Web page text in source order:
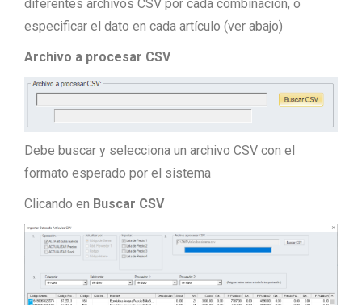
diferentes archivos CSV por cada combinación, o
especificar el dato en cada artículo (ver abajo)
Archivo a procesar CSV
Debe buscar y selecciona un archivo CSV con el
formato esperado por el sistema
Clicando en Buscar CSV